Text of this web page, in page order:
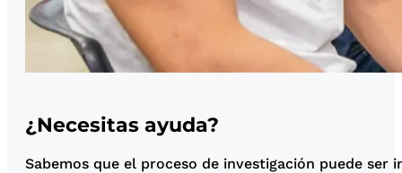
¿Necesitas ayuda?
Sabemos que el proceso de investigación puede